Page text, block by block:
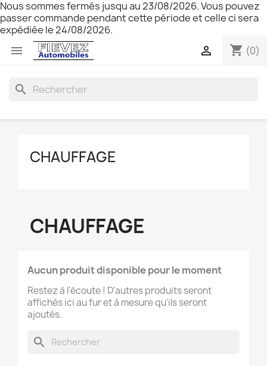
Nous sommes fermés jusqu au 23/08/2026. Vous pouvez
passer commande pendant cette période et celle ci sera
expédiée le 24/08/2026.
 shopping_cart (0)

search
CHAUFFAGE
CHAUFFAGE
Aucun produit disponible pour le moment
Restez à l'écoute ! D'autres produits seront
affichés ici au fur et à mesure qu'ils seront
ajoutés.
search